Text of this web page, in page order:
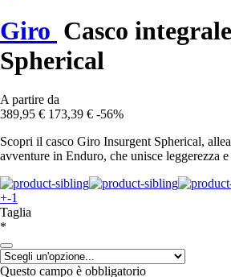
Giro Casco
Spherical
A partire da
389,95 € 173,39 € -56%
Scopri il casco Giro Insurgent Spherical,
avventure in Enduro, che unisce leggerezza
+-1
Taglia
*
Questo campo è obbligatorio